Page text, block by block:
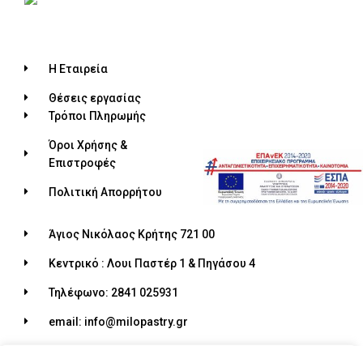
Η Εταιρεία
Θέσεις εργασίας
Τρόποι Πληρωμής
Όροι Χρήσης &
Επιστροφές
Πολιτική Απορρήτου
Άγιος Νικόλαος Κρήτης 721 00
Κεντρικό : Λουι Παστέρ 1 & Πηγάσου 4
Τηλέφωνο: 2841 025931
email: info@milopastry.gr